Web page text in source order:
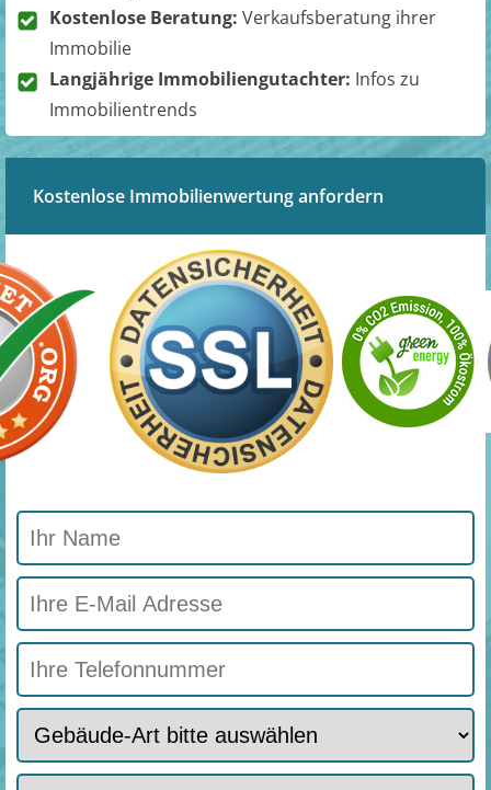
Kostenlose Beratung: Verkaufsberatung ihrer
Immobilie
Langjährige Immobiliengutachter: Infos zu
Immobilientrends
Kostenlose Immobilienwertung anfordern